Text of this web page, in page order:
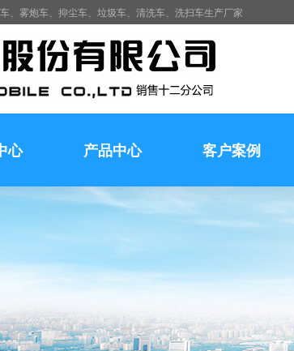
、雾炮车、抑尘车、垃圾车、清洗车、洗扫车生产厂家
心 产品中心 客户案例